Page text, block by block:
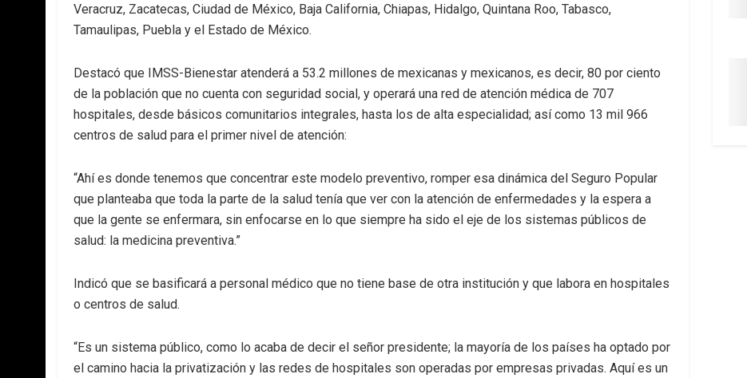
Veracruz, Zacatecas, Ciudad de México, Baja California, Chiapas, Hidalgo, Quintana Roo, Tabasco,
Tamaulipas, Puebla y el Estado de México.
Destacó que IMSS-Bienestar atenderá a 53.2 millones de mexicanas y mexicanos, es decir, 80 por ciento
de la población que no cuenta con seguridad social, y operará una red de atención médica de 707
hospitales, desde básicos comunitarios integrales, hasta los de alta especialidad; así como 13 mil 966
centros de salud para el primer nivel de atención:
“Ahí es donde tenemos que concentrar este modelo preventivo, romper esa dinámica del Seguro Popular
que planteaba que toda la parte de la salud tenía que ver con la atención de enfermedades y la espera a
que la gente se enfermara, sin enfocarse en lo que siempre ha sido el eje de los sistemas públicos de
salud: la medicina preventiva.”
Indicó que se basificará a personal médico que no tiene base de otra institución y que labora en hospitales
o centros de salud.
“Es un sistema público, como lo acaba de decir el señor presidente; la mayoría de los países ha optado por
el camino hacia la privatización y las redes de hospitales son operadas por empresas privadas. Aquí es un